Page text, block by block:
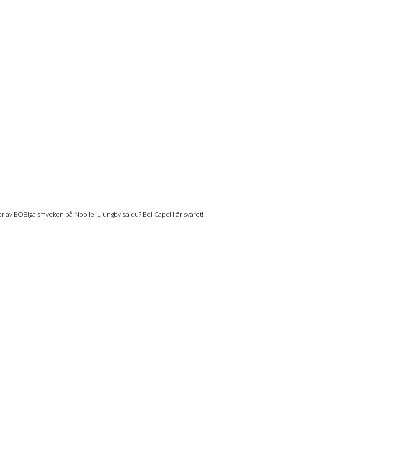
BOBiga smycken på Noolie. Ljungby sa du? Bei Capelli är svaret!